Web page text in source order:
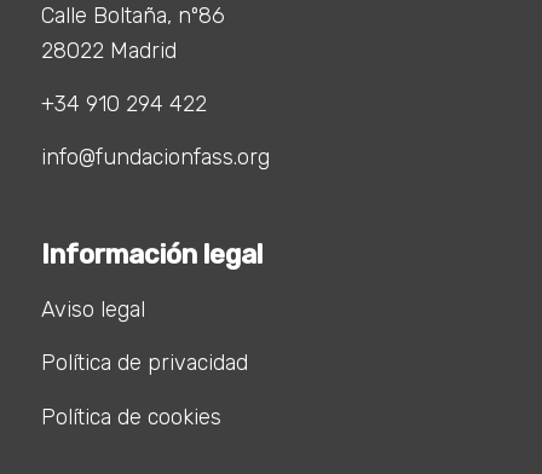
Calle Boltaña, nº86
28022 Madrid
+34 910 294 422
info@fundacionfass.org
Información legal
Aviso legal
Política de privacidad
Política de cookies